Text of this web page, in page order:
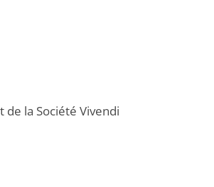
de la Société Vivendi